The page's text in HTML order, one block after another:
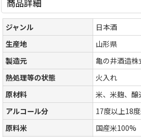
商品詳細
ジャンル
日本酒
生産地
山形県
製造元
亀の井酒造株
熱処理等の状態
火入れ
原材料
米、米麹、
アルコール分
17度以上18
原料米
国産米100%